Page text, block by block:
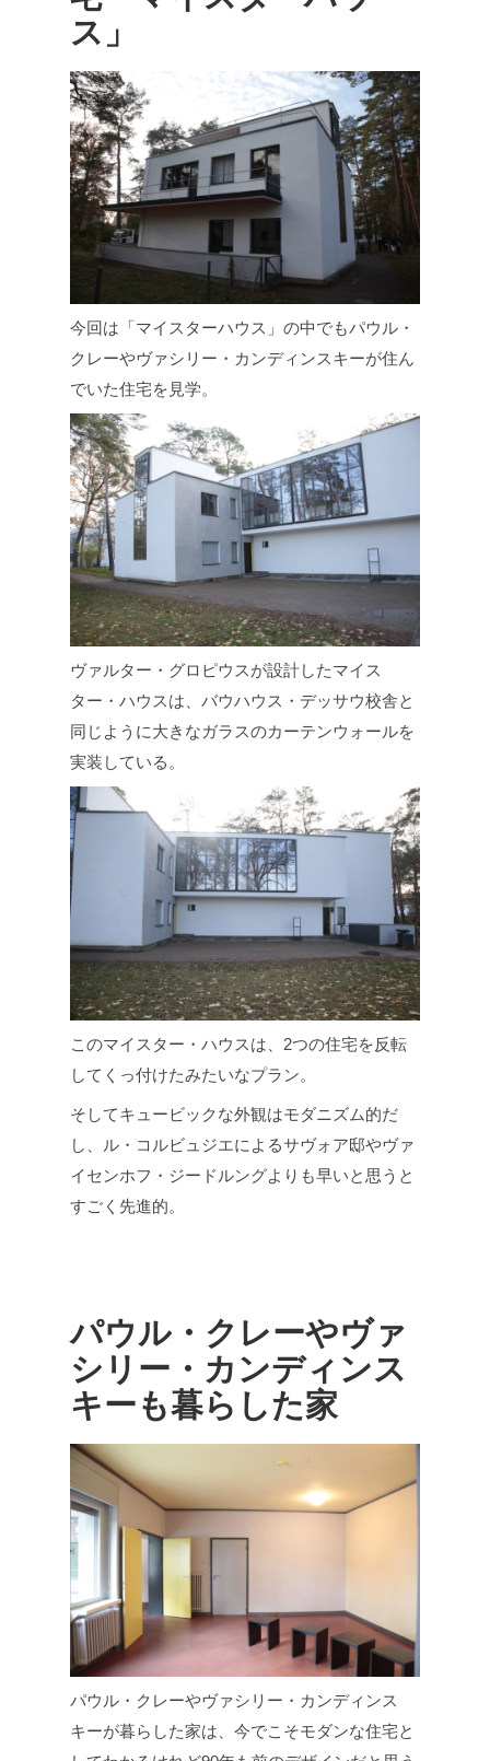
ス」
今回は「マイスターハウス」の中でもパウル・
クレーやヴァシリー・カンディンスキーが住ん
でいた住宅を見学。
ヴァルター・グロピウスが設計したマイス
ター・ハウスは、バウハウス・デッサウ校舎と
同じように大きなガラスのカーテンウォールを
実装している。
このマイスター・ハウスは、2つの住宅を反転
してくっ付けたみたいなプラン。
そしてキュービックな外観はモダニズム的だ
し、ル・コルビュジエによるサヴォア邸やヴァ
イセンホフ・ジードルングよりも早いと思うと
すごく先進的。
パウル・クレーやヴァ
シリー・カンディンス
キーも暮らした家
パウル・クレーやヴァシリー・カンディンス
キーが暮らした家は、今でこそモダンな住宅と